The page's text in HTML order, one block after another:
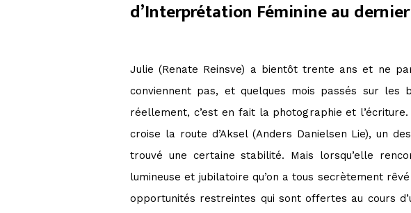
d’Interprétation Féminine au
Julie (Renate Reinsve) a bientôt trente ans et ne
conviennent pas, et quelques mois passés sur
réellement, c’est en fait la photographie et
croise la route d’Aksel (Anders Danielsen Lie), un
trouvé une certaine stabilité. Mais lorsqu’elle
lumineuse et jubilatoire qu’on a tous secrètement
opportunités restreintes qui sont offertes au cours